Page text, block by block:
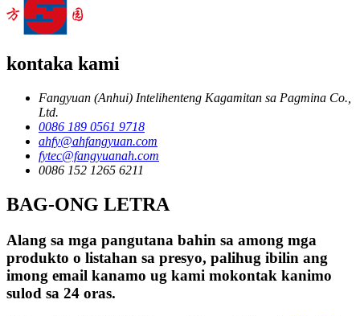
kontaka kami
Fangyuan (Anhui) Intelihenteng Kagamitan sa Pagmina Co.,
Ltd.
0086 189 0561 9718
ahfy@ahfangyuan.com
fytec@fangyuanah.com
0086 152 1265 6211
BAG-ONG LETRA
Alang sa mga pangutana bahin sa among mga
produkto o listahan sa presyo, palihug ibilin ang
imong email kanamo ug kami mokontak kanimo
sulod sa 24 oras.